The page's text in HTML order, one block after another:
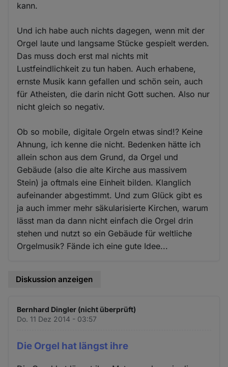
kann.
Und ich habe auch nichts dagegen, wenn mit der
Orgel laute und langsame Stücke gespielt werden.
Das muss doch erst mal nichts mit
Lustfeindlichkeit zu tun haben. Auch erhabene,
ernste Musik kann gefallen und schön sein, auch
für Atheisten, die darin nicht Gott suchen. Also nur
nicht gleich so negativ.
Ob so mobile, digitale Orgeln etwas sind!? Keine
Ahnung, ich kenne die nicht. Bedenken hätte ich
allein schon aus dem Grund, da Orgel und
Gebäude (also die alte Kirche aus massivem
Stein) ja oftmals eine Einheit bilden. Klanglich
aufeinander abgestimmt. Und zum Glück gibt es
ja auch immer mehr säkularisierte Kirchen, warum
lässt man da dann nicht einfach die Orgel drin
stehen und nutzt so ein Gebäude für weltliche
Orgelmusik? Fände ich eine gute Idee...
Diskussion anzeigen
Bernhard Dingler (nicht überprüft)
Do. 11 Dez 2014 - 03:57
Die Orgel hat längst ihre